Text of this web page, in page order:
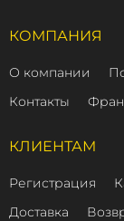
КОМПАНИЯ
О компании
Контакты
КЛИЕНТАМ
Регистрация
Доставка